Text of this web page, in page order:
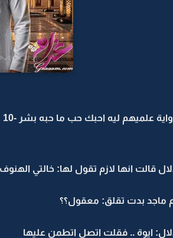
علميهم ليه احبك حب ما حبه بشر -10
قالت انها لازم تقول لها: خالتي
ماجد بدت تقلق: معقول؟؟
ايوة .. فقلت اتصل اتطمن عليها